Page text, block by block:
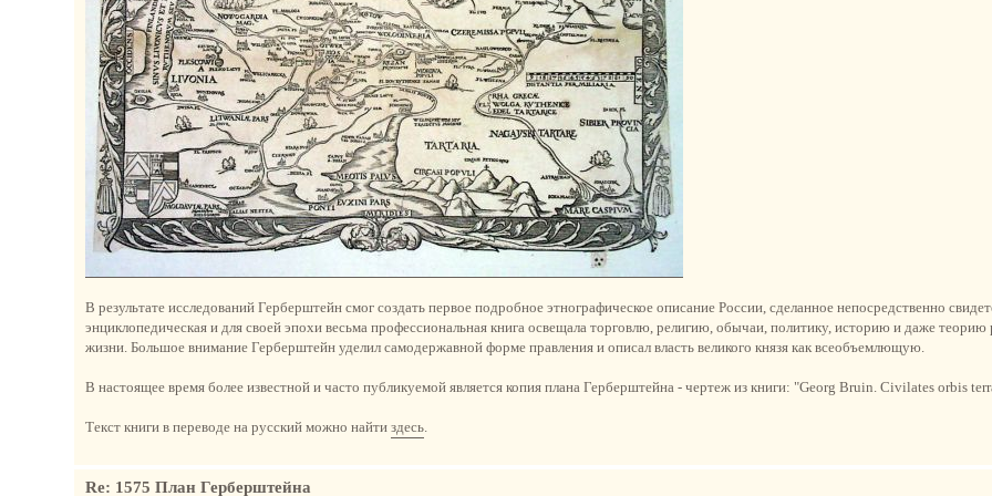
В результате исследований Герберштейн смог создать первое подробное этнографическое описание России, сделанное непосредственно
энциклопедическая и для своей эпохи весьма профессиональная книга освещала торговлю, религию, обычаи, политику, историю и даже теорию
жизни. Большое внимание Герберштейн уделил самодержавной форме правления и описал власть великого князя как всеобъемлющую.
В настоящее время более известной и часто публикуемой является копия плана Герберштейна - чертеж из книги: "Georg Bruin. Civilates orbis
Текст книги в переводе на русский можно найтиздесь
Re: 1575 План Герберштейна